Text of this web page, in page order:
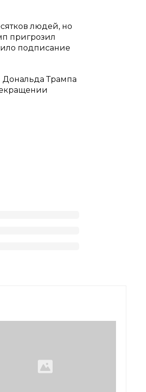
людей, но
пригрозил
подписание
Дональда Трампа